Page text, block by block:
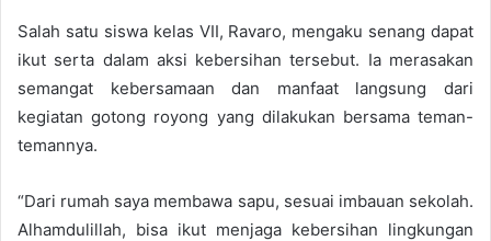
Salah satu siswa kelas VII, Ravaro, mengaku senang dapat
ikut serta dalam aksi kebersihan tersebut. Ia merasakan
semangat kebersamaan dan manfaat langsung dari
kegiatan gotong royong yang dilakukan bersama teman-
temannya.
“Dari rumah saya membawa sapu, sesuai imbauan sekolah.
Alhamdulillah, bisa ikut menjaga kebersihan lingkungan